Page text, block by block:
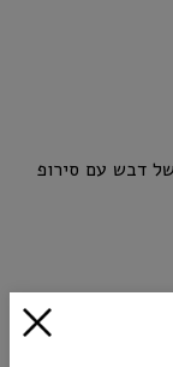
דבש עם סירופ